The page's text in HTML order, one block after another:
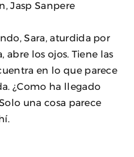
Jasp Sanpere
Sara, aturdida por
abre los ojos. Tiene las
en lo que parece
¿Como ha llegado
una cosa parece